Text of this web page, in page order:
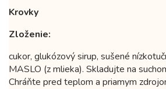
Krovky
Zloženie:
cukor, glukózový sirup, sušené
MASLO (z mlieka). Skladujte na
Chráňte pred teplom a priamym